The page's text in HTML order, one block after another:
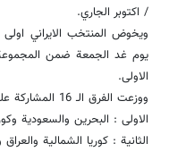
/ اكتوبر الجاري.
يوم غد الجمعة ضمن المجموعة
الاولى.
ووزعت الفرق الـ 16 المشاركة على اربع مجموعات على النحو التالي :
الاولى : البحرين والسعودية
الثانية : كوريا الشمالية والعراق